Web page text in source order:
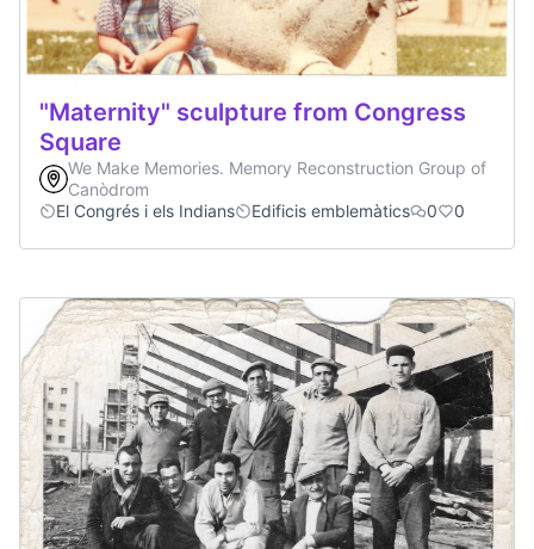
"Maternity" sculpture from Congress
Square
We Make Memories. Memory Reconstruction Group of
Canòdrom
El Congrés i els Indians
Edificis emblemàtics 0 0